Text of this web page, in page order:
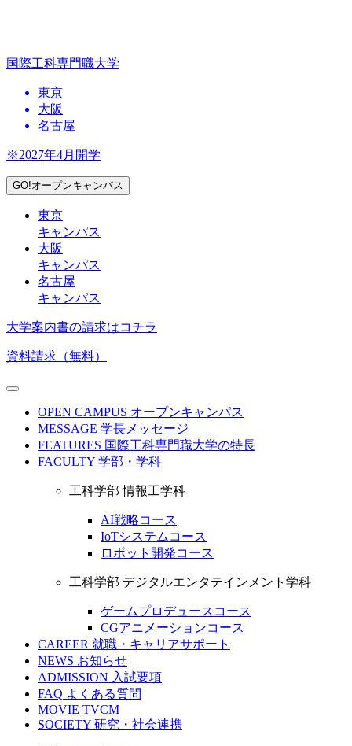
国際工科専門職大学
東京
大阪
名古屋
※2027年4月開学
GO!オープンキャンパス
東京
キャンパス
大阪
キャンパス
名古屋
キャンパス
大学案内書の請求はコチラ
資料請求（無料）
OPEN CAMPUS オープンキャンパス
MESSAGE 学長メッセージ
FEATURES 国際工科専門職大学の特長
FACULTY 学部・学科
工科学部 情報工学科
AI戦略コース
IoTシステムコース
ロボット開発コース
工科学部 デジタルエンタテインメント学科
ゲームプロデュースコース
CGアニメーションコース
CAREER 就職・キャリアサポート
NEWS お知らせ
ADMISSION 入試要項
FAQ よくある質問
MOVIE TVCM
SOCIETY 研究・社会連携